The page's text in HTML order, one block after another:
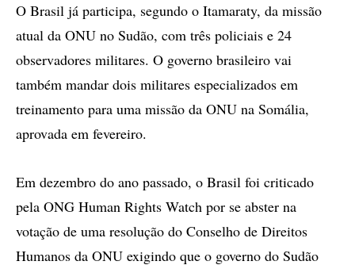
O Brasil já participa, segundo o Itamaraty, da missão
atual da ONU no Sudão, com três policiais e 24
observadores militares. O governo brasileiro vai
também mandar dois militares especializados em
treinamento para uma missão da ONU na Somália,
aprovada em fevereiro.
Em dezembro do ano passado, o Brasil foi criticado
pela ONG Human Rights Watch por se abster na
votação de uma resolução do Conselho de Direitos
Humanos da ONU exigindo que o governo do Sudão